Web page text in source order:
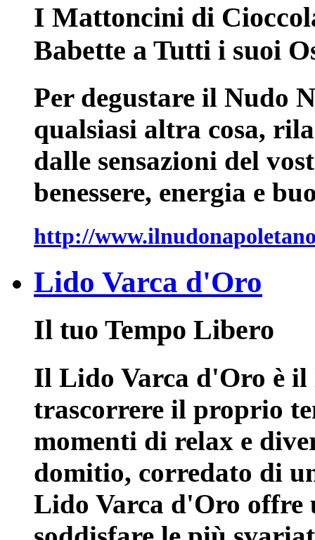
I Mattoncini di
Babette a Tutti i suoi
Per degustare il Nudo
qualsiasi altra cosa,
dalle sensazioni del
benessere, energia e
http://
Lido Varca d'Oro
Il tuo Tempo Libero
Il Lido Varca d'Oro è il
trascorrere il proprio
momenti di relax e
domitio, corredato di
Lido Varca d'Oro offre